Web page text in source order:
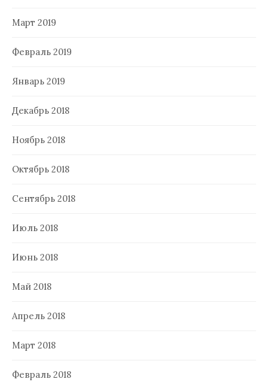
Март 2019
Февраль 2019
Январь 2019
Декабрь 2018
Ноябрь 2018
Октябрь 2018
Сентябрь 2018
Июль 2018
Июнь 2018
Май 2018
Апрель 2018
Март 2018
Февраль 2018